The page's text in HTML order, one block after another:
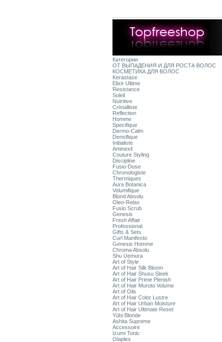
Категории
ОТ ВЫПАДЕНИЯ И ДЛЯ РОСТА ВОЛОС
КОСМЕТИКА ДЛЯ ВОЛОС
Kerastase
Elixir Ultime
Resistance
Soleil
Nutritive
Cristalliste
Reflection
Homme
Specifique
Dermo-Calm
Densifique
Initialiste
Aminexil
Couture Styling
Discipline
Fusio-Dose
Chronologiste
Thermiques
Aura Botanica
Volumifique
Blond Absolu
Oleo-Relax
Fusio Scrub
Genesis
Fresh Affair
Professional
Gifts & Sets
Curl Manifesto
Genesis Homme
Chroma Absolu
Shu Uemura
Art of Style
Art of Hair Silk Bloom
Art of Hair Shusu Sleek
Art of Hair Prime Plenish
Art of Hair Muroto Volume
Art of Oils
Art of Hair Color Lustre
Art of Hair Urban Moisture
Art of Hair Ultimate Reset
Yūbi Blonde
Ashita Supreme
Accessoire
Izumi Tonic
Olaplex